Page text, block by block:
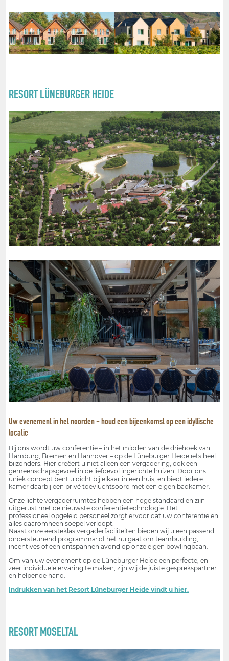
RESORT LÜNEBURGER HEIDE
Uw evenement in het noorden - houd een bijeenkomst op een idyllische
locatie
Bij ons wordt uw conferentie – in het midden van de driehoek van
Hamburg, Bremen en Hannover – op de Lüneburger Heide iets heel
bijzonders. Hier creëert u niet alleen een vergadering, ook een
gemeenschapsgevoel in de liefdevol ingerichte huizen. Door ons
uniek concept bent u dicht bij elkaar in een huis, en biedt iedere
kamer daarbij een privé toevluchtsoord met een eigen badkamer.
Onze lichte vergaderruimtes hebben een hoge standaard en zijn
uitgerust met de nieuwste conferentietechnologie. Het
professioneel opgeleid personeel zorgt ervoor dat uw conferentie en
alles daaromheen soepel verloopt.
Naast onze eersteklas vergaderfaciliteiten bieden wij u een passend
ondersteunend programma: of het nu gaat om teambuilding,
incentives of een ontspannen avond op onze eigen bowlingbaan.
Om van uw evenement op de Lüneburger Heide een perfecte, en
zeer individuele ervaring te maken, zijn wij de juiste gesprekspartner
en helpende hand.
Indrukken van het Resort Lüneburger Heide vindt u hier.
RESORT MOSELTAL